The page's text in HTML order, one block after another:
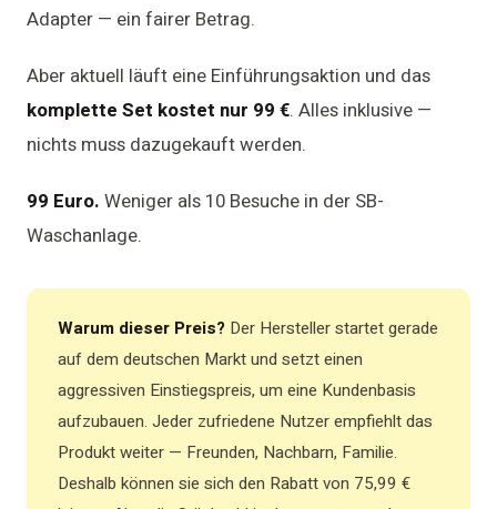
Adapter — ein fairer Betrag.
Aber aktuell läuft eine Einführungsaktion und das
komplette Set kostet nur 99 €. Alles inklusive —
nichts muss dazugekauft werden.
99 Euro. Weniger als 10 Besuche in der SB-
Waschanlage.
Warum dieser Preis? Der Hersteller startet gerade
auf dem deutschen Markt und setzt einen
aggressiven Einstiegspreis, um eine Kundenbasis
aufzubauen. Jeder zufriedene Nutzer empfiehlt das
Produkt weiter — Freunden, Nachbarn, Familie.
Deshalb können sie sich den Rabatt von 75,99 €